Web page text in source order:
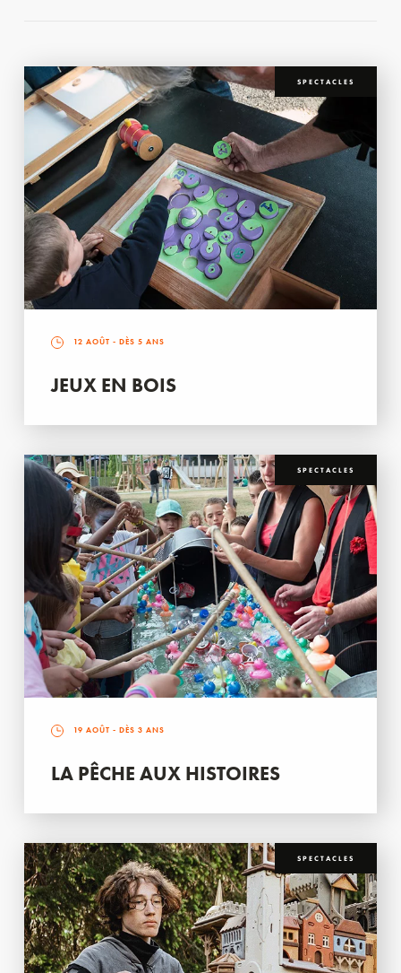
SPECTACLES
12 AOÛT - DÈS 5 ANS
JEUX EN BOIS
SPECTACLES
19 AOÛT - DÈS 3 ANS
LA PÊCHE AUX HISTOIRES
SPECTACLES